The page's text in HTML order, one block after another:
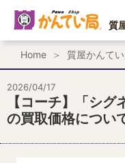
ス
ッ
プ
質
Home 質屋かんて
2026/04/17
【コーチ】「シグ
の買取価格につい